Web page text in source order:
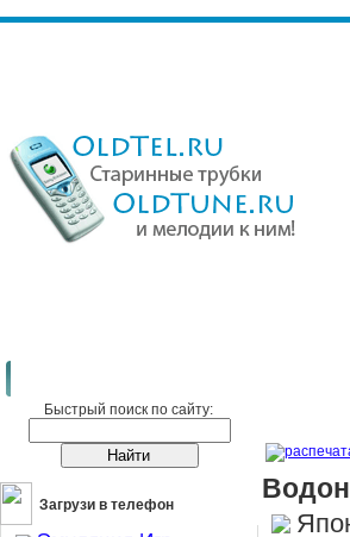
Быстрый поиск по сайту:
Загрузи в телефон